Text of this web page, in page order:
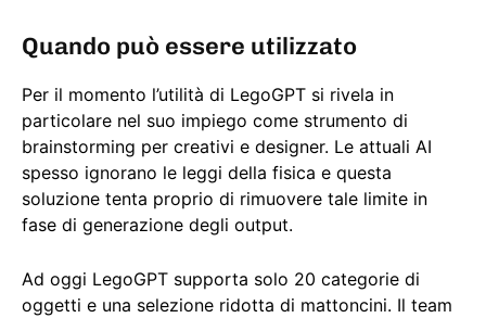
Quando può essere utilizzato
Per il momento l’utilità di LegoGPT si rivela in
particolare nel suo impiego come strumento di
brainstorming per creativi e designer. Le attuali AI
spesso ignorano le leggi della fisica e questa
soluzione tenta proprio di rimuovere tale limite in
fase di generazione degli output.
Ad oggi LegoGPT supporta solo 20 categorie di
oggetti e una selezione ridotta di mattoncini. Il team